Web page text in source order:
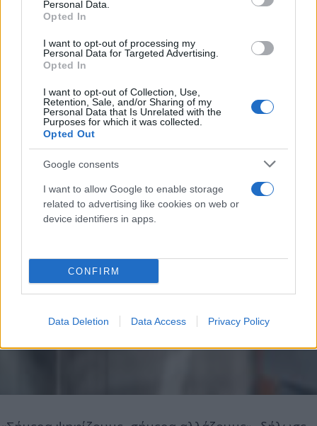
Personal Data.
Opted In
I want to opt-out of processing my
Personal Data for Targeted Advertising.
Opted In
I want to opt-out of Collection, Use,
Retention, Sale, and/or Sharing of my
Personal Data that Is Unrelated with the
Purposes for which it was collected.
Opted Out
Google consents
I want to allow Google to enable storage
related to advertising like cookies on web or
device identifiers in apps.
CONFIRM
Data Deletion Data Access Privacy Policy